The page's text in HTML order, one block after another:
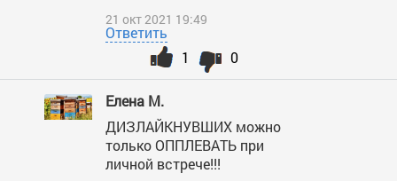
21 окт 2021 19:49
Ответить
0
1
Елена М.
ДИЗЛАЙКНУВШИХ можно
только ОППЛЕВАТЬ при
личной встрече!!!